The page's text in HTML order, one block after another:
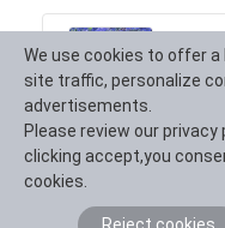
Yunnan
Umfassender
We use cookies to offer
site traffic, personalize
advertisements.
Please review our
clicking accept,you
cookies.